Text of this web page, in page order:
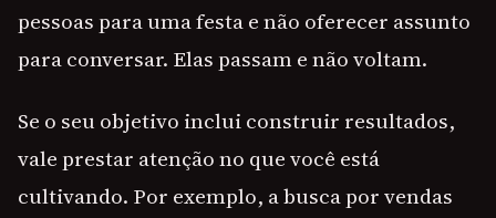
pessoas para uma festa e não oferecer assunto
para conversar. Elas passam e não voltam.
Se o seu objetivo inclui construir resultados,
vale prestar atenção no que você está
cultivando. Por exemplo, a busca por vendas